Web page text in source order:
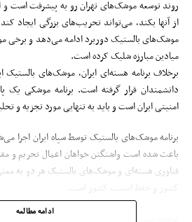
روند توسعه موشک‌های تهران رو به پیشرفت است و
از آنها بکند، می‌تواند تحریب‌های بزرگی ایجاد
موشک‌های بالستیک دوربرد ادامه می‌دهد و برخی
میادین مبارزه شلیک کرده است.
برخلاف برنامه هسته‌ای ایران، موشک‌های
دانشمندان قرار گرفته است. برنامه موشکی یک
امنیتی ایران است و باید به تنهایی مورد تجزیه و
برنامه موشک‌های بالستیک توسط سپاه ایران اجرا
باعث شده است واشنگتن خواهان اعمال تحریم و
فناوری هسته‌ای و موشک‌های بالستیک هر دو به
توسعه سیستم‌های موشکی بومی و ضد موشکی از
ادامه مطالعه